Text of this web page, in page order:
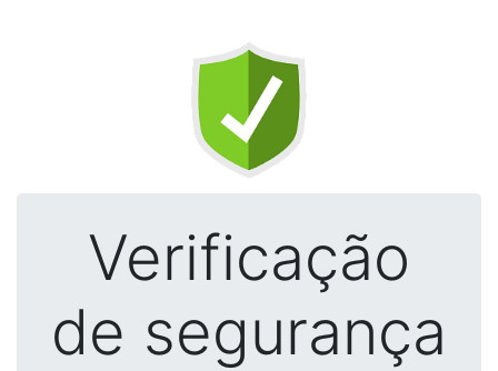
Verificação
de segurança